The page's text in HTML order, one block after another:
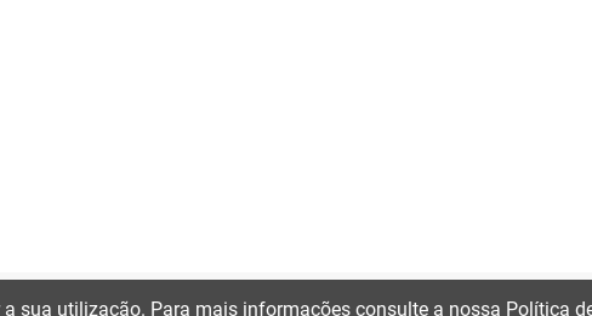
sua utilização. Para mais informações consulte a nossa Política